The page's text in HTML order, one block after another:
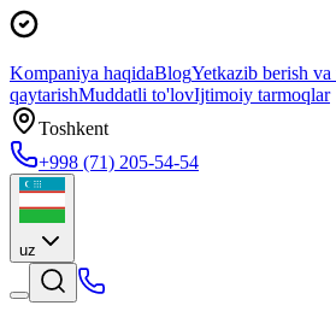
Kompaniya haqidaBlogYetkazib berish
qaytarishMuddatli to'lovIjtimoiy tarmoqlar
Toshkent
+998 (71) 205-54-54
uz